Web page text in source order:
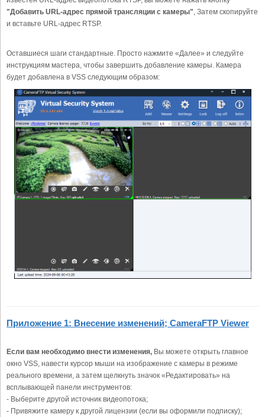
"Добавить URL-адрес прямой трансляции с камеры", Затем скопируйте
и вставьте URL-адрес RTSP.
Оставшиеся шаги стандартные. Просто нажмите «Далее» и следуйте
инструкциям мастера, чтобы завершить добавление камеры. Камера
будет добавлена в VSS следующим образом:
Приложение 1: Внесение изменений; CameraFTP Viewer
Если вам необходимо внести изменения, Вы можете открыть главное
окно VSS, навести курсор мыши на изображение с камеры в режиме
реального времени, а затем щелкнуть значок «Редактировать» на
всплывающей панели инструментов:
- Выберите другой источник видеопотока;
- Привяжите камеру к другой лицензии (если вы оформили подписку);